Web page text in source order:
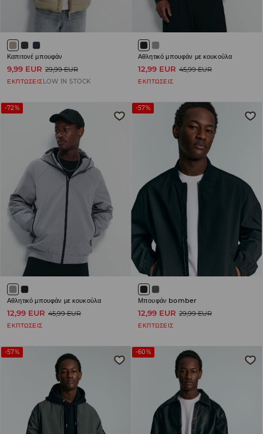
Καπιτονέ μπουφάν
9,99 EUR 29,99 EUR
ΕΚΠΤΩΣΕΙΣ LOW IN STOCK
Αθλητικό μπουφάν με κουκούλα
12,99 EUR 45,99 EUR
ΕΚΠΤΩΣΕΙΣ
-72%
Αθλητικό μπουφάν με κουκούλα
12,99 EUR 45,99 EUR
ΕΚΠΤΩΣΕΙΣ
-57%
Μπουφάν bomber
12,99 EUR 29,99 EUR
ΕΚΠΤΩΣΕΙΣ
-57% -60%